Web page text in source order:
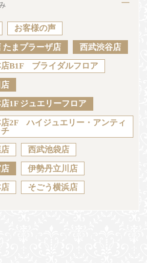
Anniversary
Blog
Voice Catalog
JA EN CH KO
お客様の声
たまプラーザ店 西武渋谷店
店B1F ブライダルフロア
1F ジュエリーフロア
2F ハイジュエリー・アンティ
西武池袋店
伊勢丹立川店
そごう横浜店